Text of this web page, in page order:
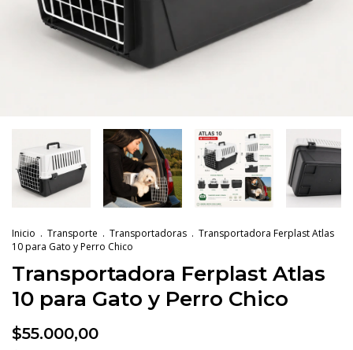
Inicio . Transporte . Transportadoras . Transportadora Ferplast Atlas
10 para Gato y Perro Chico
Transportadora Ferplast Atlas
10 para Gato y Perro Chico
$55.000,00